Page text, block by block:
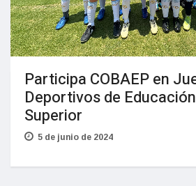
Participa COBAEP en
Deportivos de
Superior
5 de junio de 2024